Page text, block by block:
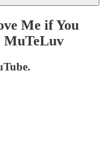
Me if You
MuTeLuv